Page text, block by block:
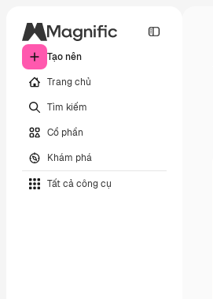
Tạo nên
Trang chủ
Tìm kiếm
Cổ phần
Khám phá
Tất cả công cụ